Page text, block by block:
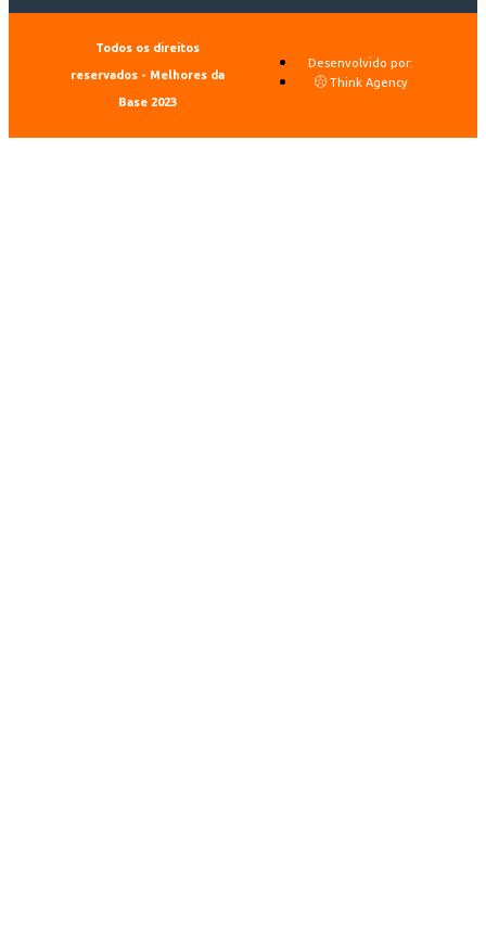
Todos os direitos
reservados - Melhores da
Base 2023
Desenvolvido por:
Think Agency